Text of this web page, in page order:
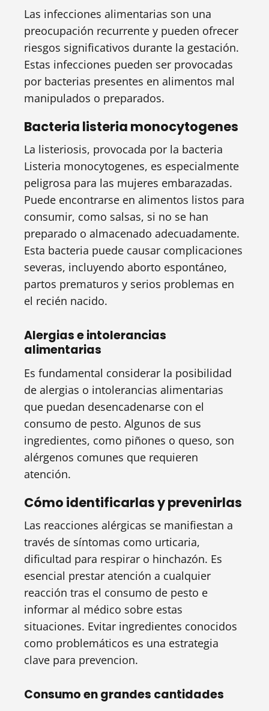
Las infecciones alimentarias son una
preocupación recurrente y pueden ofrecer
riesgos significativos durante la gestación.
Estas infecciones pueden ser provocadas
por bacterias presentes en alimentos mal
manipulados o preparados.
Bacteria listeria monocytogenes
La listeriosis, provocada por la bacteria
Listeria monocytogenes, es especialmente
peligrosa para las mujeres embarazadas.
Puede encontrarse en alimentos listos para
consumir, como salsas, si no se han
preparado o almacenado adecuadamente.
Esta bacteria puede causar complicaciones
severas, incluyendo aborto espontáneo,
partos prematuros y serios problemas en
el recién nacido.
Alergias e intolerancias
alimentarias
Es fundamental considerar la posibilidad
de alergias o intolerancias alimentarias
que puedan desencadenarse con el
consumo de pesto. Algunos de sus
ingredientes, como piñones o queso, son
alérgenos comunes que requieren
atención.
Cómo identificarlas y prevenirlas
Las reacciones alérgicas se manifiestan a
través de síntomas como urticaria,
dificultad para respirar o hinchazón. Es
esencial prestar atención a cualquier
reacción tras el consumo de pesto e
informar al médico sobre estas
situaciones. Evitar ingredientes conocidos
como problemáticos es una estrategia
clave para prevencion.
Consumo en grandes cantidades